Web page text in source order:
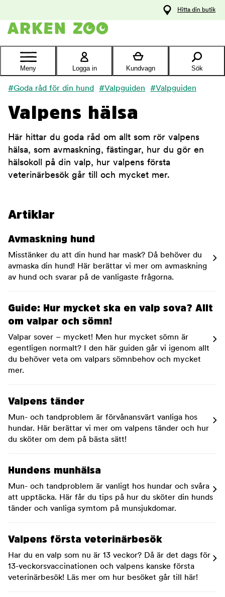
Kontakta
Hitta din butik
Meny Logga in Kundvagn Sök
#Goda råd för din hund #Valpguiden #Valpguiden
Valpens hälsa
Här hittar du goda råd om allt som rör valpens
hälsa, som avmaskning, fästingar, hur du gör en
hälsokoll på din valp, hur valpens första
veterinärbesök går till och mycket mer.
Artiklar
Avmaskning hund
Misstänker du att din hund har mask? Då behöver du
avmaska din hund! Här berättar vi mer om avmaskning
av hund och svarar på de vanligaste frågorna.
Guide: Hur mycket ska en valp sova? Allt
om valpar och sömn!
Valpar sover – mycket! Men hur mycket sömn är
egentligen normalt? I den här guiden går vi igenom allt
du behöver veta om valpars sömnbehov och mycket
mer.
Valpens tänder
Mun- och tandproblem är förvånansvärt vanliga hos
hundar. Här berättar vi mer om valpens tänder och hur
du sköter om dem på bästa sätt!
Hundens munhälsa
Mun- och tandproblem är vanligt hos hundar och svåra
att upptäcka. Här får du tips på hur du sköter din hunds
tänder och vanliga symtom på munsjukdomar.
Valpens första veterinärbesök
Har du en valp som nu är 13 veckor? Då är det dags för
13-veckorsvaccinationen och valpens kanske första
veterinärbesök! Läs mer om hur besöket går till här!